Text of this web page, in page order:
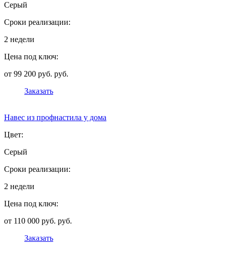
Серый
Сроки реализации:
2 недели
Цена под ключ:
от 99 200 руб. руб.
Заказать
Навес из профнастила у дома
Цвет:
Серый
Сроки реализации:
2 недели
Цена под ключ:
от 110 000 руб. руб.
Заказать